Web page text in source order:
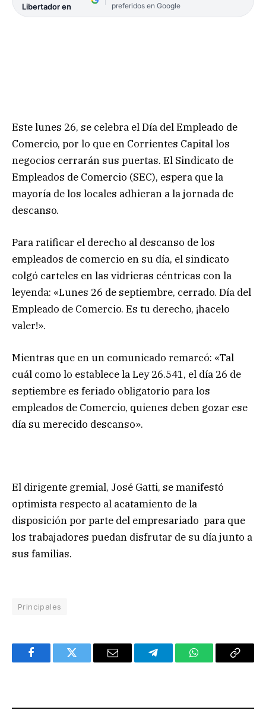
Libertador en
preferidos en Google
Este lunes 26, se celebra el Día del Empleado de
Comercio, por lo que en Corrientes Capital los
negocios cerrarán sus puertas. El Sindicato de
Empleados de Comercio (SEC), espera que la
mayoría de los locales adhieran a la jornada de
descanso.
Para ratificar el derecho al descanso de los
empleados de comercio en su día, el sindicato
colgó carteles en las vidrieras céntricas con la
leyenda: «Lunes 26 de septiembre, cerrado. Día del
Empleado de Comercio. Es tu derecho, ¡hacelo
valer!».
Mientras que en un comunicado remarcó: «Tal
cuál como lo establece la Ley 26.541, el día 26 de
septiembre es feriado obligatorio para los
empleados de Comercio, quienes deben gozar ese
día su merecido descanso».
El dirigente gremial, José Gatti, se manifestó
optimista respecto al acatamiento de la
disposición por parte del empresariado para que
los trabajadores puedan disfrutar de su día junto a
sus familias.
Principales
FacebookTwitter Email TelegramWhatsAppCopy